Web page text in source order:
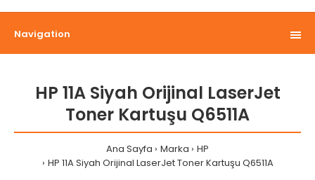
Navigation
HP 11A Siyah Orijinal LaserJet
Toner Kartuşu Q6511A
Ana Sayfa Marka
HP
HP 11A Siyah Orijinal LaserJet Toner Kartuşu Q6511A